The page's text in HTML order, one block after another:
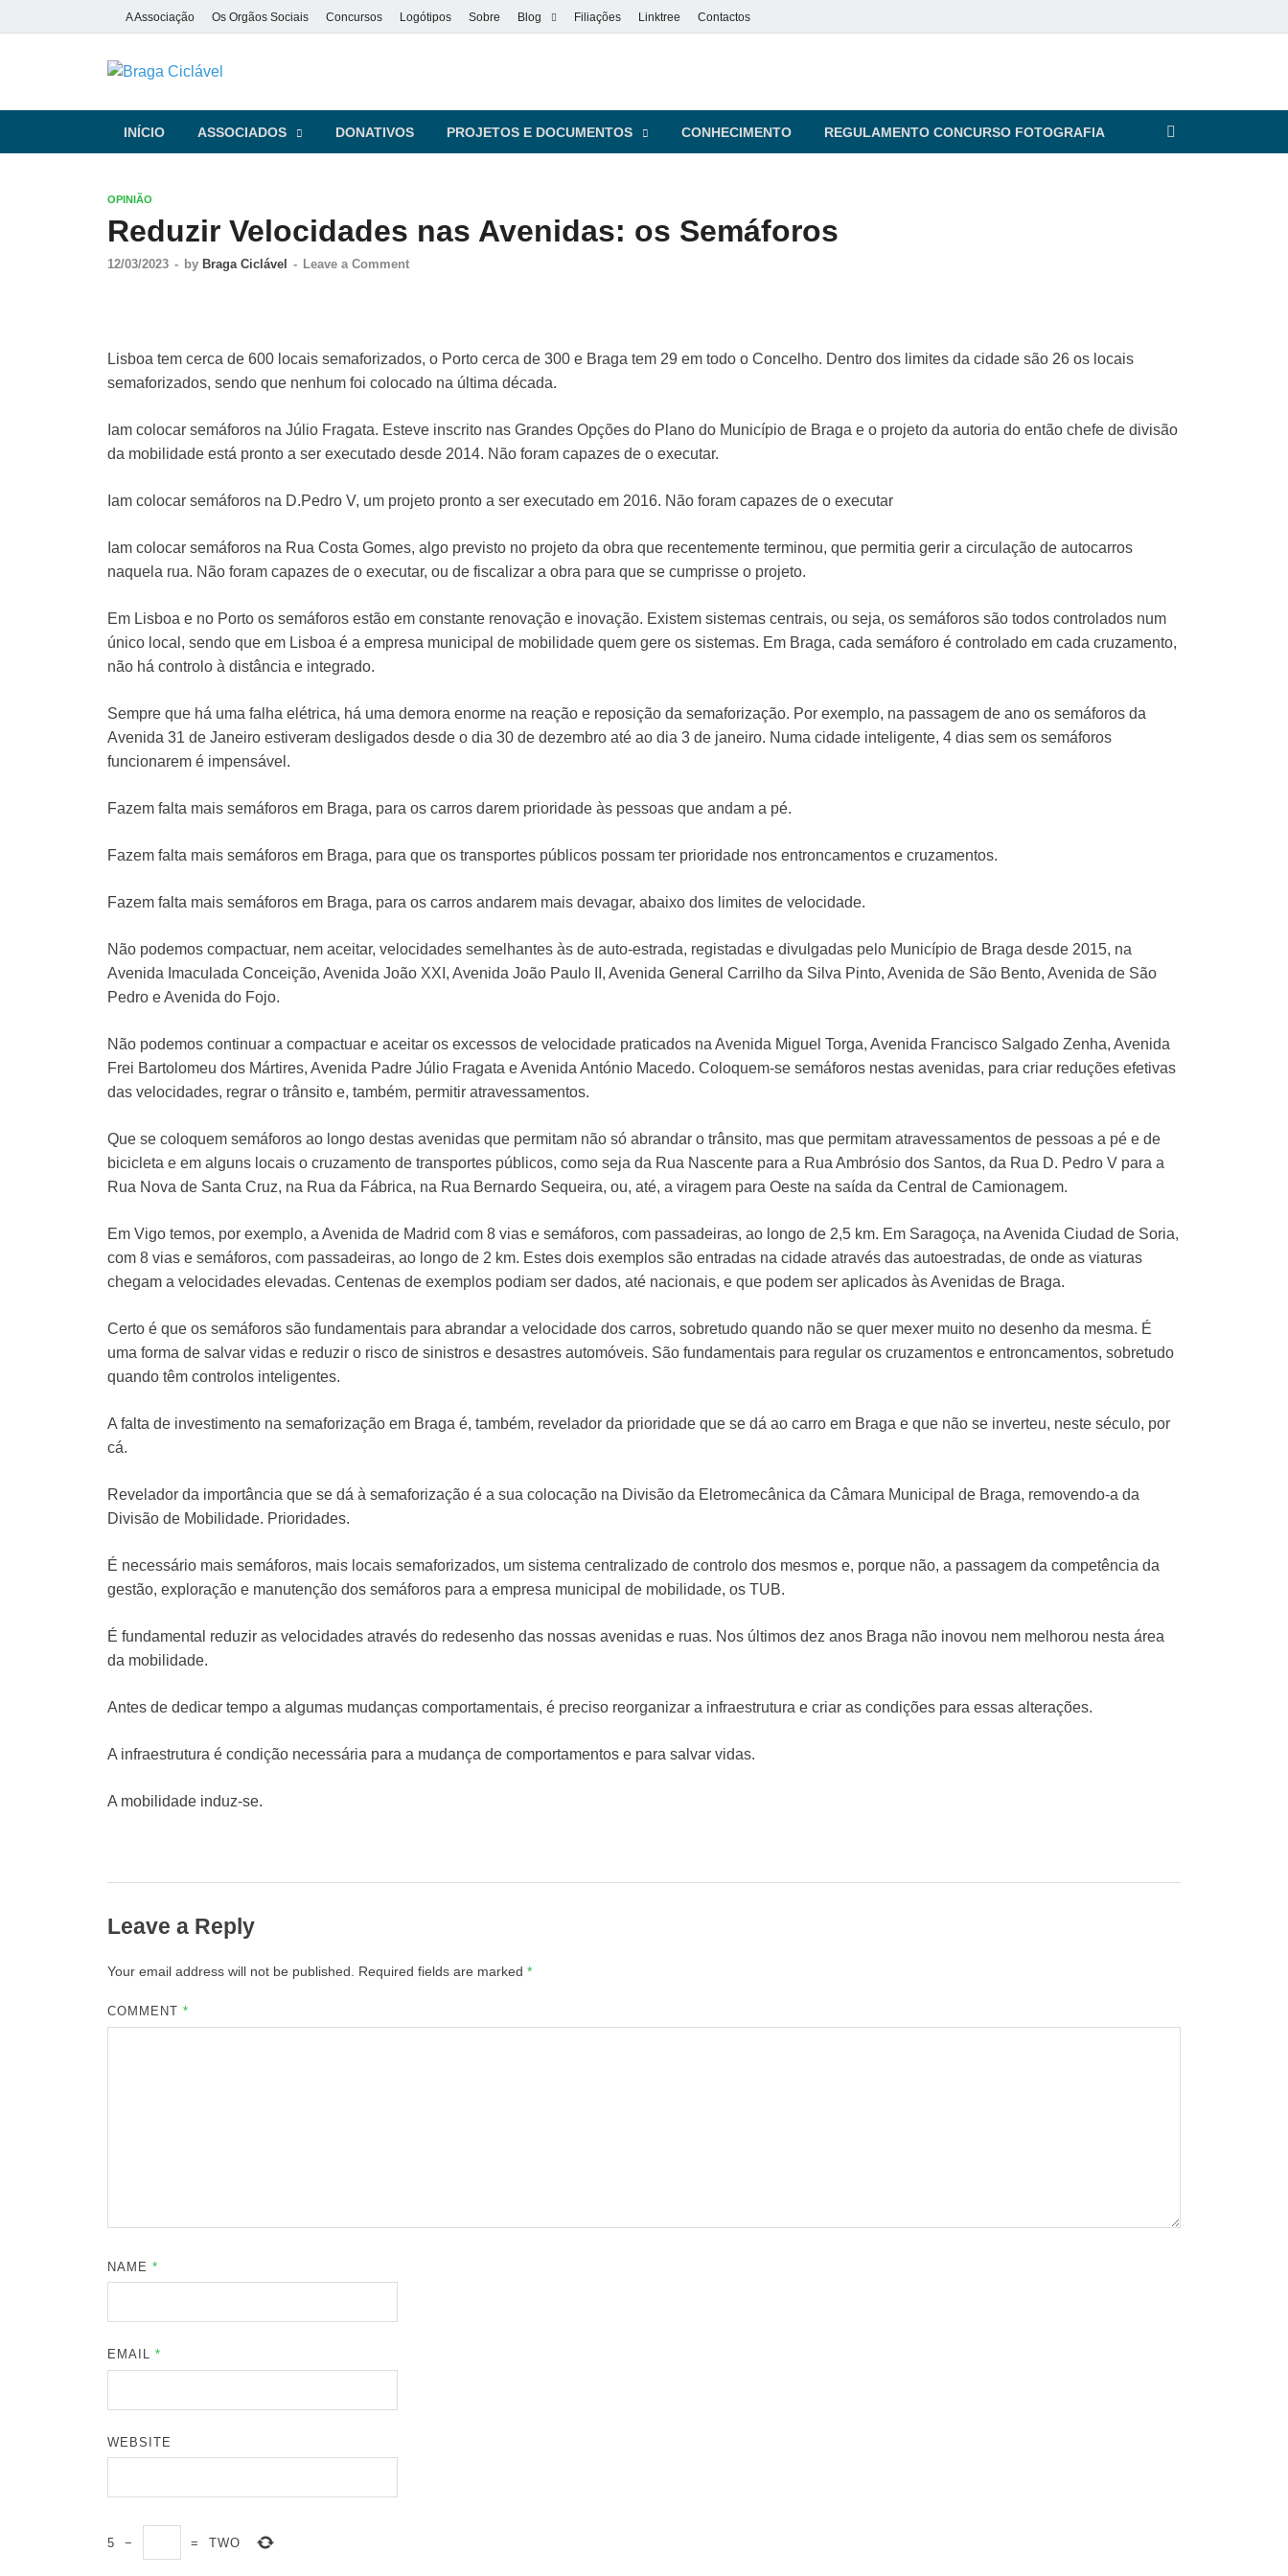
A Associação Os Orgãos Sociais Concursos Logótipos Sobre Blog Filiações Linktree Contactos
Braga Ciclável
INÍCIO ASSOCIADOS DONATIVOS PROJETOS E DOCUMENTOS CONHECIMENTO REGULAMENTO CONCURSO FOTOGRAFIA
OPINIÃO
Reduzir Velocidades nas Avenidas: os Semáforos
12/03/2023 - by Braga Ciclável - Leave a Comment
Lisboa tem cerca de 600 locais semaforizados, o Porto cerca de 300 e Braga tem 29 em todo o Concelho. Dentro dos limites da cidade são 26 os locais
semaforizados, sendo que nenhum foi colocado na última década.
Iam colocar semáforos na Júlio Fragata. Esteve inscrito nas Grandes Opções do Plano do Município de Braga e o projeto da autoria do então chefe de divisão
da mobilidade está pronto a ser executado desde 2014. Não foram capazes de o executar.
Iam colocar semáforos na D.Pedro V, um projeto pronto a ser executado em 2016. Não foram capazes de o executar
Iam colocar semáforos na Rua Costa Gomes, algo previsto no projeto da obra que recentemente terminou, que permitia gerir a circulação de autocarros
naquela rua. Não foram capazes de o executar, ou de fiscalizar a obra para que se cumprisse o projeto.
Em Lisboa e no Porto os semáforos estão em constante renovação e inovação. Existem sistemas centrais, ou seja, os semáforos são todos controlados num
único local, sendo que em Lisboa é a empresa municipal de mobilidade quem gere os sistemas. Em Braga, cada semáforo é controlado em cada cruzamento,
não há controlo à distância e integrado.
Sempre que há uma falha elétrica, há uma demora enorme na reação e reposição da semaforização. Por exemplo, na passagem de ano os semáforos da
Avenida 31 de Janeiro estiveram desligados desde o dia 30 de dezembro até ao dia 3 de janeiro. Numa cidade inteligente, 4 dias sem os semáforos
funcionarem é impensável.
Fazem falta mais semáforos em Braga, para os carros darem prioridade às pessoas que andam a pé.
Fazem falta mais semáforos em Braga, para que os transportes públicos possam ter prioridade nos entroncamentos e cruzamentos.
Fazem falta mais semáforos em Braga, para os carros andarem mais devagar, abaixo dos limites de velocidade.
Não podemos compactuar, nem aceitar, velocidades semelhantes às de auto-estrada, registadas e divulgadas pelo Município de Braga desde 2015, na
Avenida Imaculada Conceição, Avenida João XXI, Avenida João Paulo II, Avenida General Carrilho da Silva Pinto, Avenida de São Bento, Avenida de São
Pedro e Avenida do Fojo.
Não podemos continuar a compactuar e aceitar os excessos de velocidade praticados na Avenida Miguel Torga, Avenida Francisco Salgado Zenha, Avenida
Frei Bartolomeu dos Mártires, Avenida Padre Júlio Fragata e Avenida António Macedo. Coloquem-se semáforos nestas avenidas, para criar reduções efetivas
das velocidades, regrar o trânsito e, também, permitir atravessamentos.
Que se coloquem semáforos ao longo destas avenidas que permitam não só abrandar o trânsito, mas que permitam atravessamentos de pessoas a pé e de
bicicleta e em alguns locais o cruzamento de transportes públicos, como seja da Rua Nascente para a Rua Ambrósio dos Santos, da Rua D. Pedro V para a
Rua Nova de Santa Cruz, na Rua da Fábrica, na Rua Bernardo Sequeira, ou, até, a viragem para Oeste na saída da Central de Camionagem.
Em Vigo temos, por exemplo, a Avenida de Madrid com 8 vias e semáforos, com passadeiras, ao longo de 2,5 km. Em Saragoça, na Avenida Ciudad de Soria,
com 8 vias e semáforos, com passadeiras, ao longo de 2 km. Estes dois exemplos são entradas na cidade através das autoestradas, de onde as viaturas
chegam a velocidades elevadas. Centenas de exemplos podiam ser dados, até nacionais, e que podem ser aplicados às Avenidas de Braga.
Certo é que os semáforos são fundamentais para abrandar a velocidade dos carros, sobretudo quando não se quer mexer muito no desenho da mesma. É
uma forma de salvar vidas e reduzir o risco de sinistros e desastres automóveis. São fundamentais para regular os cruzamentos e entroncamentos, sobretudo
quando têm controlos inteligentes.
A falta de investimento na semaforização em Braga é, também, revelador da prioridade que se dá ao carro em Braga e que não se inverteu, neste século, por
cá.
Revelador da importância que se dá à semaforização é a sua colocação na Divisão da Eletromecânica da Câmara Municipal de Braga, removendo-a da
Divisão de Mobilidade. Prioridades.
É necessário mais semáforos, mais locais semaforizados, um sistema centralizado de controlo dos mesmos e, porque não, a passagem da competência da
gestão, exploração e manutenção dos semáforos para a empresa municipal de mobilidade, os TUB.
É fundamental reduzir as velocidades através do redesenho das nossas avenidas e ruas. Nos últimos dez anos Braga não inovou nem melhorou nesta área
da mobilidade.
Antes de dedicar tempo a algumas mudanças comportamentais, é preciso reorganizar a infraestrutura e criar as condições para essas alterações.
A infraestrutura é condição necessária para a mudança de comportamentos e para salvar vidas.
A mobilidade induz-se.
Leave a Reply
Your email address will not be published. Required fields are marked *
COMMENT*
NAME*
EMAIL*
WEBSITE
5 − = TWO